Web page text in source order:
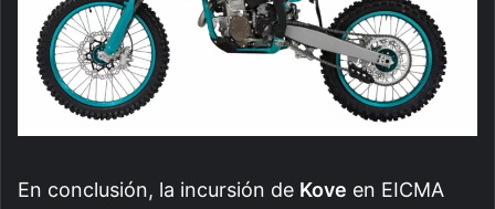
En conclusión, la incursión de Kove en EICMA